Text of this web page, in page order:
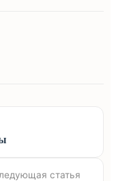
статья